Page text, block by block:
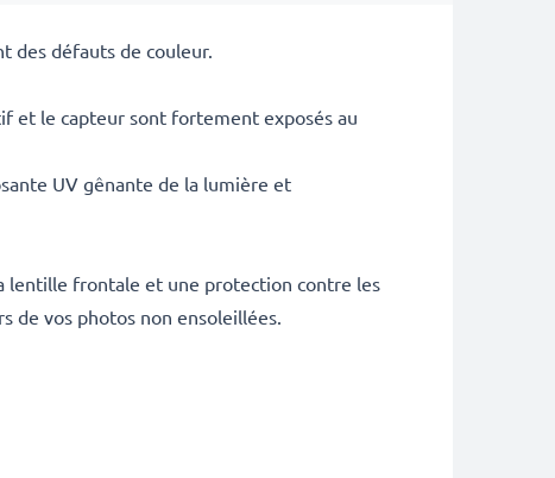
des défauts de couleur.
et le capteur sont fortement exposés au
UV gênante de la lumière et
lentille frontale et une protection contre les
de vos photos non ensoleillées.